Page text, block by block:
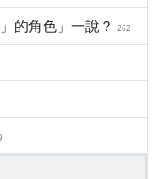
的角色」一說？ 262